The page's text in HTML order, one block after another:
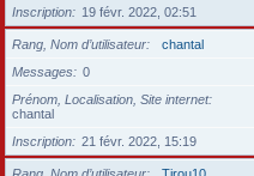
Inscription
19 févr. 2022, 02:51
Rang, Nom d’utilisateur
chantal
Messages
0
Prénom, Localisation, Site internet
chantal
Inscription
21 févr. 2022, 15:19